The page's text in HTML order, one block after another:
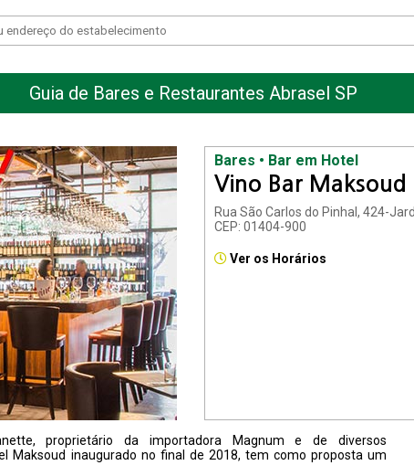
Guia de Bares e Restaurantes Abrasel SP
Bares • Bar em Hotel
Vino Bar Maksoud
Rua São Carlos do Pinhal, 424-
CEP: 01404-900
Ver os Horários
proprietário da importadora Magnum e de diversos
Maksoud inaugurado no final de 2018, tem como proposta um